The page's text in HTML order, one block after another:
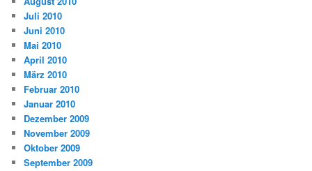
Juli 2010
Juni 2010
Mai 2010
April 2010
März 2010
Februar 2010
Januar 2010
Dezember 2009
November 2009
Oktober 2009
September 2009